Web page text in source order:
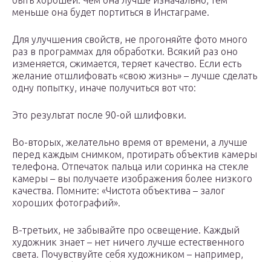
меньше она будет портиться в Инстаграме.
Для улучшения свойств, не прогоняйте фото много
раз в программах для обработки. Всякий раз оно
изменяется, сжимается, теряет качество. Если есть
желание отшлифовать «свою жизнь» – лучше сделать
одну попытку, иначе получиться вот что:
Это результат после 90-ой шлифовки.
Во-вторых, желательно время от времени, а лучше
перед каждым снимком, протирать объектив камеры
телефона. Отпечаток пальца или соринка на стекле
камеры – вы получаете изображения более низкого
качества. Помните: «Чистота объектива – залог
хороших фотографий».
В-третьих, не забывайте про освещение. Каждый
художник знает – нет ничего лучше естественного
света. Почувствуйте себя художником – например,